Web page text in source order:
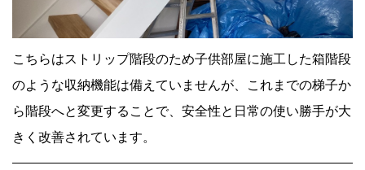
こちらはストリップ階段のため子供部屋に施工した箱階段
のような収納機能は備えていませんが、これまでの梯子か
ら階段へと変更することで、安全性と日常の使い勝手が大
きく改善されています。